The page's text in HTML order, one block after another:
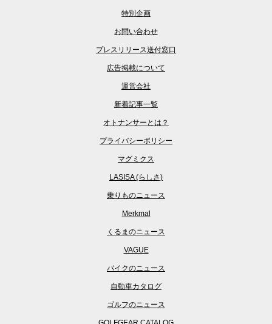
特別企画
お問い合わせ
プレスリリース送付窓口
広告掲載について
運営会社
新着記事一覧
オトナンサーとは？
プライバシーポリシー
マグミクス
LASISA (らしさ)
乗りものニュース
Merkmal
くるまのニュース
VAGUE
バイクのニュース
自動車カタログ
ゴルフのニュース